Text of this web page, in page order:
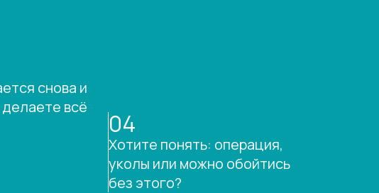
снова и
всё
04
Хотите понять: операция,
уколы или можно обойтись
без этого?